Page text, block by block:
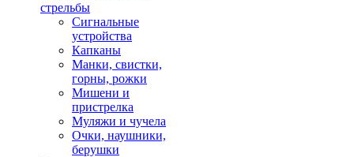
стрельбы
Сигнальные
устройства
Капканы
Манки, свистки,
горны, рожки
Мишени и
пристрелка
Муляжи и чучела
Очки, наушники,
берушки